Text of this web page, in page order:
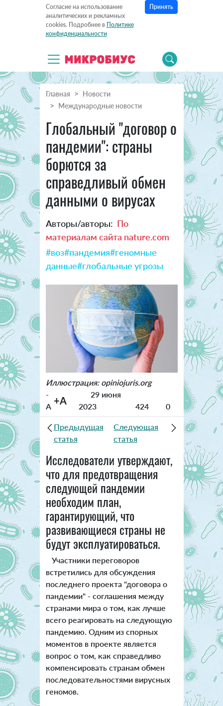
Согласие на использование
аналитических и рекламных
cookies. Подробнее в Политике
конфиденциальности
Принять
Главная
Новости
Международные новости
Глобальный "договор о
пандемии": страны
борются за
справедливый обмен
данными о вирусах
Авторы/авторы: По
материалам сайта nature.com
#воз#пандемия#геномные
данные#глобальные угрозы
Иллюстрация: opiniojuris.org
-
A +A
29 июня
2023
424 0
Предыдущая
статья
Следующая
статья
Исследователи утверждают,
что для предотвращения
следующей пандемии
необходим план,
гарантирующий, что
развивающиеся страны не
будут эксплуатироваться.
Участники переговоров
встретились для обсуждения
последнего проекта "договора о
пандемии" - соглашения между
странами мира о том, как лучше
всего реагировать на следующую
пандемию. Одним из спорных
моментов в проекте является
вопрос о том, как справедливо
компенсировать странам обмен
последовательностями вирусных
геномов.